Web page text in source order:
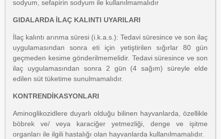
sodyum, sefapirin sodyum ile kullanılmamalıdır
GIDALARDA İLAÇ KALINTI UYARILARI
İlaç kalıntı arınma süresi (i.k.a.s.): Tedavi süresince ve son ilaç
uygulamasından sonra eti için yetiştirilen sığırlar 80 gün
geçmeden kesime gönderilmemelidir. Tedavi süresince ve son
ilaç uygulamasından sonra 2 gün (4 sağım) süreyle elde
edilen süt tüketime sunulmamalıdır.
KONTRENDİKASYONLARI
Aminoglikozidlere duyarlı olduğu bilinen hayvanlarda, özellikle
böbrek ve/ veya karaciğer yetmezliği, denge ve işitme
organları ile ilgili hastalığı olan hayvanlarda kullanılmamalıdır.